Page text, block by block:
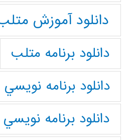
دانلود آموزش
دانلود برنامه متلب
دانلود برنامه نويسي Matlab
دانلود برنامه